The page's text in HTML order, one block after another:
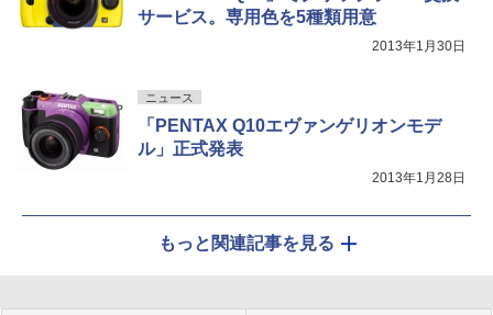
サービス。専用色を5種類用意
2013年1月30日
ニュース
「PENTAX Q10エヴァンゲリオンモデ
ル」正式発表
2013年1月28日
もっと関連記事を見る